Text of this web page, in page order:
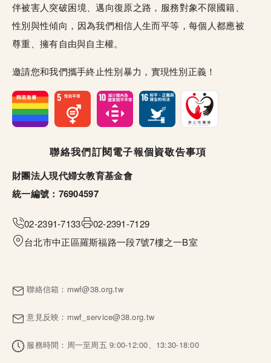
伴被害人突破困境、邁向復原之路，服務對象不限國籍、
性別與性傾向，因為我們相信人生而平等，每個人都應被
尊重、擁有自由與自主權。
邀請您和我們攜手終止性別暴力，實現性別正義！
聯絡我們訂閱電子報個資敬告事項
財團法人現代婦女教育基金會
統一編號：76904597
02-2391-7133
02-2391-7129
台北市中正區羅斯福路一段7號7樓之一B室
聯絡信箱： mwf@38.org.tw
意見反映： mwf_service@38.org.tw
服務時間：周一至周五 9:00-12:00、13:30-18:00